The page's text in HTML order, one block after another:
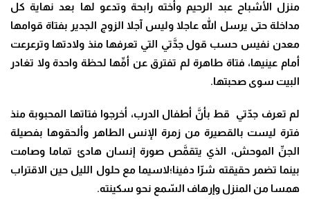
منزل الأشباح عبد الرحيم وأخته رابحة وتدعو لها بعد نهاية كل
مداخلة حتى يرسل الله عاجلا وليس آجلا الزوج الجدير بفتاة قوامها
معدن نفيس حسب قول جدَّتي التي تعرفها منذ ولادتها وترعرعت
أمام عينيها، فتاة طاهرة لم تفترق عن أمِّها لحظة واحدة ولا تغادر
البيت سوى صحبتها.
لم تعرف جدّتي قط بأنَّ أطفال الدرب، أخرجوا فتاتها المحبوبة منذ
فترة ليست بالقصيرة من زمرة الإنس الطاهر وألحقوها بفصيلة
الجنِّ الموحش، الذي يتقمَّص صورة إنسان هادئ تماما وصامت
بينما تضمر حقيقته شرّا دفينا؛لاسيما مع حلول الليل حين الاقتراب
همسا من المنزل وإرهاف السّمع نحو سكينته.